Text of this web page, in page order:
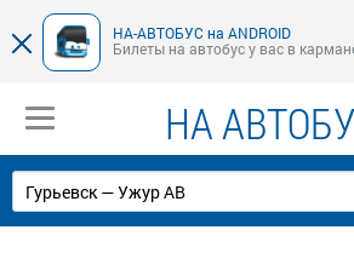
НА-АВТОБУС на ANDROID
Билеты на автобус у вас в
НА